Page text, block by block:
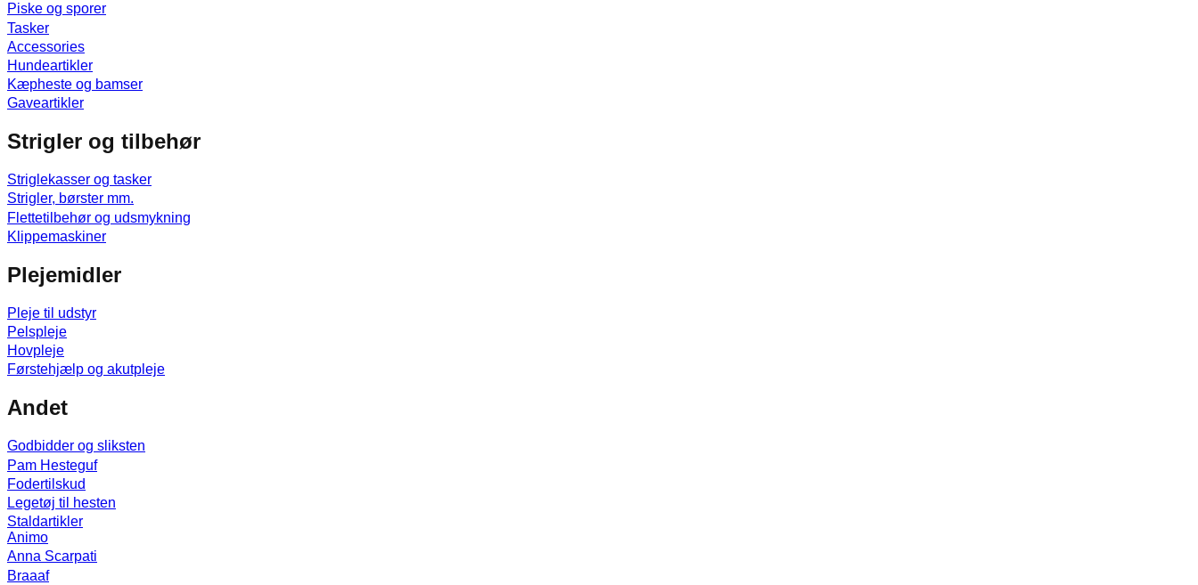
Piske og sporer
Tasker
Accessories
Hundeartikler
Kæpheste og bamser
Gaveartikler
Strigler og tilbehør
Striglekasser og tasker
Strigler, børster mm.
Flettetilbehør og udsmykning
Klippemaskiner
Plejemidler
Pleje til udstyr
Pelspleje
Hovpleje
Førstehjælp og akutpleje
Andet
Godbidder og sliksten
Pam Hesteguf
Fodertilskud
Legetøj til hesten
Staldartikler
Animo
Anna Scarpati
Braaaf